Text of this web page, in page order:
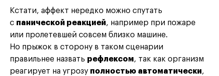
Кстати, аффект нередко можно спутать
с панической реакцией, например при пожаре
или пролетевшей совсем близко машине.
Но прыжок в сторону в таком сценарии
правильнее назвать рефлексом, так как организм
реагирует на угрозу полностью автоматически,